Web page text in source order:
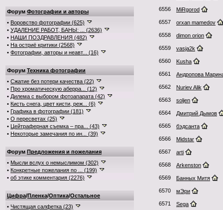
Форум Фотографии и авторы
• Воровство фотографии (625)
• УДАЛЕНИЕ РАБОТ, БАНЫ: ... (2636)
• НАШИ ПОЗДРАВЛЕНИЯ (482)
• На остриё критики (2568)
• Фотографии, авторы и неавт... (16)
Форум Техника фотографии
• Сжатие без потери качества (22)
• Про хроматическую аберра... (12)
• Дилема с выбором фотоапарата (42)
• Кисть снега, цвет кисти, реж... (6)
• Графика в фотографии (181)
• О пересветах (25)
• Цейтраферная съемка – пра... (43)
• Некоторые замечания по ин... (39)
Форум Предложения и пожелания
• Мысли вслух о немыслимом (302)
• Конкретные пожелания по ... (199)
• об этике комментария (2276)
Цифра/Пленка/Оптика/Остальное
• Чистящая салфетка (23)
6556 MiRgorod
6557 orxan mamedov
6558 dimon orion
6559 vasja2k
6560 Kusha
6561 Андропова
6562 Nuriev Alik
6563 soljen
6564 Дмитрий Дымов
6565 бэдсанта
6566 Midstar
6567 arti
6568 Arkenston
6569 Банных Митя
6570 мЭри
6571 Sega